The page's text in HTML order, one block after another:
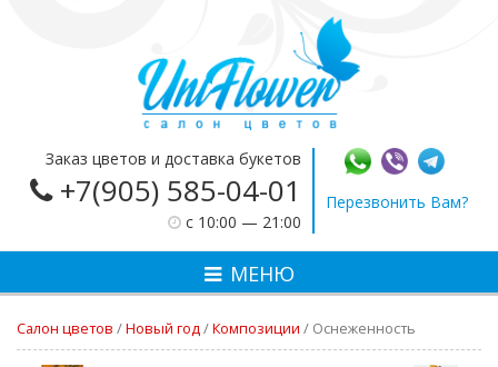
Заказ цветов и доставка букетов
+7(905) 585-04-01
c 10:00 — 21:00
Перезвонить Вам?
МЕНЮ
Салон цветов /Новый год/Композиции / Оснеженность